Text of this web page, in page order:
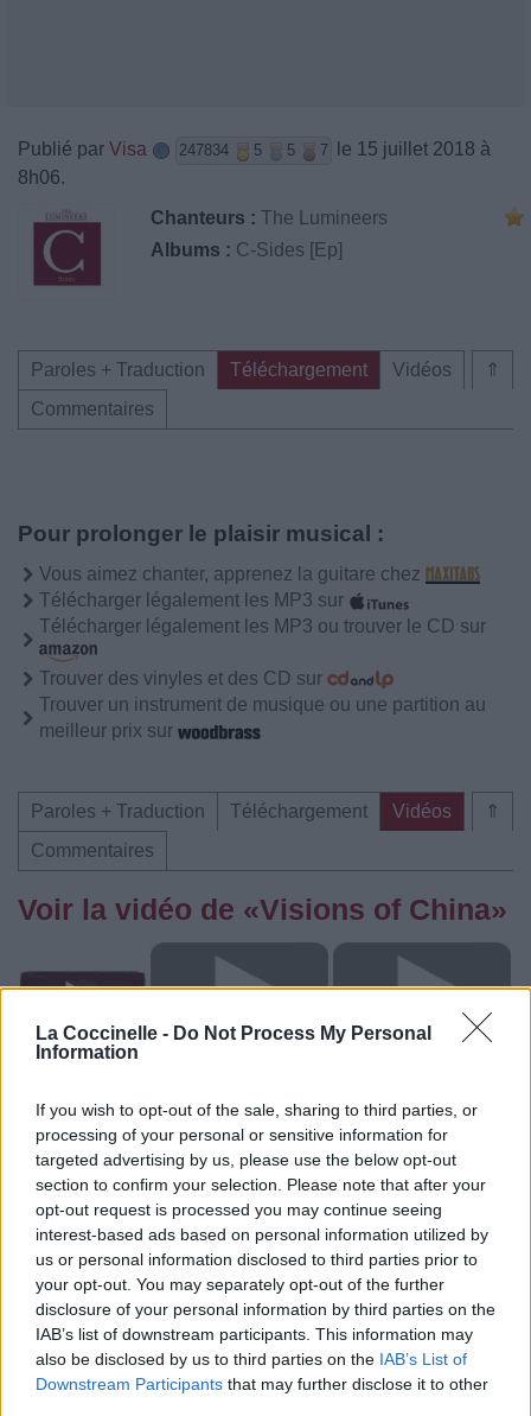
La Coccinelle - Do Not Process My Personal
Information
If you wish to opt-out of the sale, sharing to third parties, or
processing of your personal or sensitive information for
targeted advertising by us, please use the below opt-out
section to confirm your selection. Please note that after your
opt-out request is processed you may continue seeing
interest-based ads based on personal information utilized by
us or personal information disclosed to third parties prior to
your opt-out. You may separately opt-out of the further
disclosure of your personal information by third parties on the
IAB’s list of downstream participants. This information may
also be disclosed by us to third parties on the IAB’s List of
Downstream Participants that may further disclose it to other
Publié par Visa 247834 5 5 7
le 15 juillet 2018 à
8h06.
Chanteurs : The Lumineers
Albums : C-Sides [Ep]
⇑
Paroles + Traduction Téléchargement
Vidéos
Commentaires
Pour prolonger le plaisir musical :
Vous aimez chanter, apprenez la guitare chez
Télécharger légalement les MP3 sur
Télécharger légalement les MP3 ou trouver le CD sur
Trouver des vinyles et des CD sur
Trouver un instrument de musique ou une partition au
meilleur prix sur
⇑
Paroles + Traduction Téléchargement
Vidéos
Commentaires
Voir la vidéo de «Visions of China»
Paroles + Traduction Téléchargement
Vidéos
Commentaires
Dire «merci» pour cette traduction Corriger une erreur